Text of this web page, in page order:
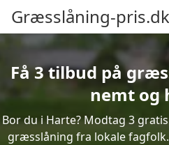
Græsslåning-pris.dk
Få 3 tilbud på
nemt og
Bor du i Harte? Modtag 3
græsslåning fra lokale